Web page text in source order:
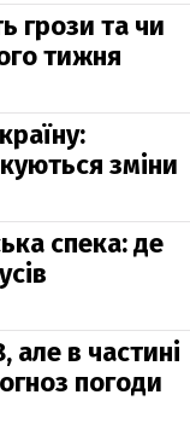
грози та чи
тижня
зміни
спека: де
але в частині
погоди